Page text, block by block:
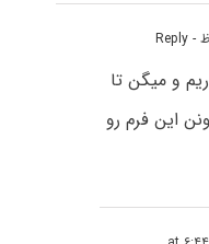
- Reply
و میگن تا
این فرم رو